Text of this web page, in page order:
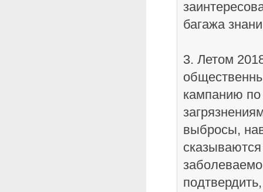
багажа
3. Летом
кампанию
выбросы,